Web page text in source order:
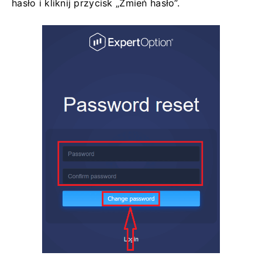
hasło i kliknij przycisk „Zmień hasło”.